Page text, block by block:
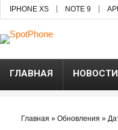
IPHONE XS NOTE 9
ГЛАВНАЯ НОВОСТИ
Главная » Обновления »